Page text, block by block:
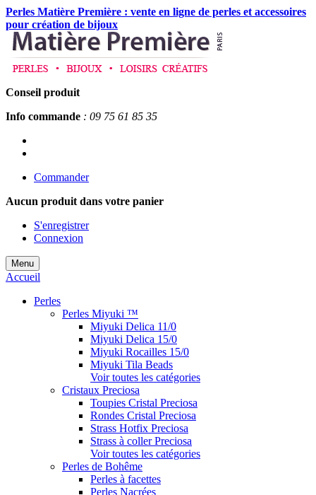
Perles Matière Première : vente en ligne de perles et accessoires
pour création de bijoux
Conseil produit
Info commande : 09 75 61 85 35
Commander
Aucun produit dans votre panier
S'enregistrer
Connexion
Menu
Accueil
Perles
Perles Miyuki ™
Miyuki Delica 11/0
Miyuki Delica 15/0
Miyuki Rocailles 15/0
Miyuki Tila Beads
Voir toutes les catégories
Cristaux Preciosa
Toupies Cristal Preciosa
Rondes Cristal Preciosa
Strass Hotfix Preciosa
Strass à coller Preciosa
Voir toutes les catégories
Perles de Bohême
Perles à facettes
Perles Nacrées